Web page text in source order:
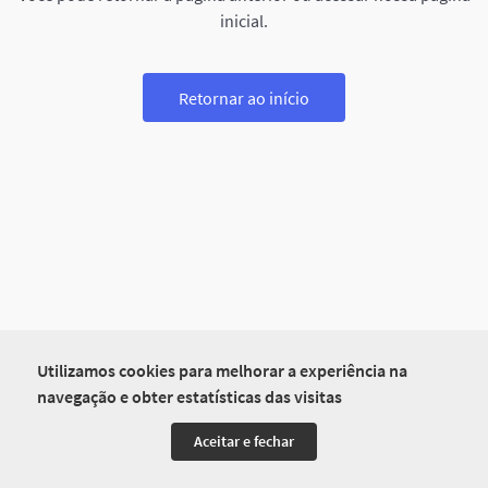
Utilizamos cookies para melhorar a experiência na
navegação e obter estatísticas das visitas
Aceitar e fechar
inicial.
Retornar ao início